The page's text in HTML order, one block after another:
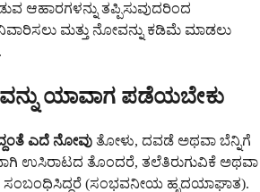
ಆಹಾರಗಳನ್ನು ತಪ್ಪಿಸುವುದರಿಂದ
ಮತ್ತು ನೋವನ್ನು ಕಡಿಮೆ ಮಾಡಲು
ಯಾವಾಗ ಪಡೆಯಬೇಕು
ಎದೆ ನೋವು ತೋಳು, ದವಡೆ ಅಥವಾ ಬೆನ್ನಿಗೆ
ಉಸಿರಾಟದ ತೊಂದರೆ, ತಲೆತಿರುಗುವಿಕೆ ಅಥವಾ
(ಸಂಭವನೀಯ ಹೃದಯಾಘಾತ).